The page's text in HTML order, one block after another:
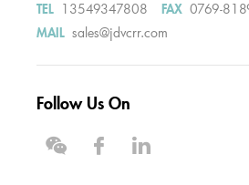
TEL 13549347808 FAX 0769-
MAIL sales@jdvcrr.com
Follow Us On